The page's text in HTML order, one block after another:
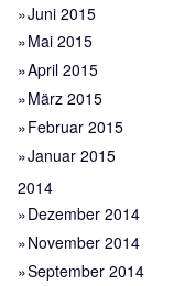
Juni 2015
Mai 2015
April 2015
März 2015
Februar 2015
Januar 2015
2014
Dezember 2014
November 2014
September 2014